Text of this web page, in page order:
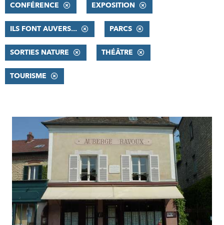
CONFÉRENCE EXPOSITION
ILS FONT AUVERS... PARCS
SORTIES NATURE THÉÂTRE
TOURISME
RÉSULTATS